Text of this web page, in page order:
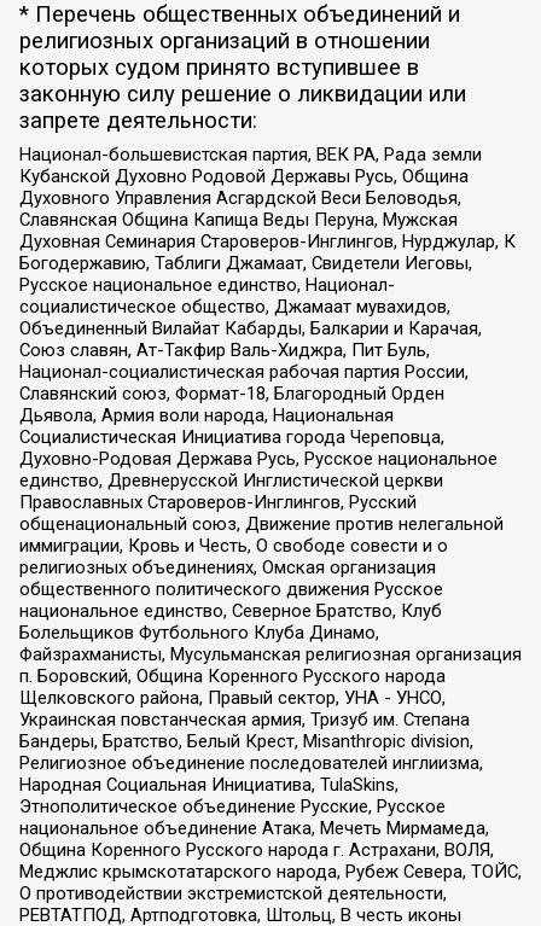
* Перечень общественных объединений и
религиозных организаций в отношении
которых судом принято вступившее в
законную силу решение о ликвидации или
запрете деятельности:
Национал-большевистская партия, ВЕК РА, Рада земли
Кубанской Духовно Родовой Державы Русь, Община
Духовного Управления Асгардской Веси Беловодья,
Славянская Община Капища Веды Перуна, Мужская
Духовная Семинария Староверов-Инглингов, Нурджулар, К
Богодержавию, Таблиги Джамаат, Свидетели Иеговы,
Русское национальное единство, Национал-
социалистическое общество, Джамаат мувахидов,
Объединенный Вилайат Кабарды, Балкарии и Карачая,
Союз славян, Ат-Такфир Валь-Хиджра, Пит Буль,
Национал-социалистическая рабочая партия России,
Славянский союз, Формат-18, Благородный Орден
Дьявола, Армия воли народа, Национальная
Социалистическая Инициатива города Череповца,
Духовно-Родовая Держава Русь, Русское национальное
единство, Древнерусской Инглистической церкви
Православных Староверов-Инглингов, Русский
общенациональный союз, Движение против нелегальной
иммиграции, Кровь и Честь, О свободе совести и о
религиозных объединениях, Омская организация
общественного политического движения Русское
национальное единство, Северное Братство, Клуб
Болельщиков Футбольного Клуба Динамо,
Файзрахманисты, Мусульманская религиозная организация
п. Боровский, Община Коренного Русского народа
Щелковского района, Правый сектор, УНА - УНСО,
Украинская повстанческая армия, Тризуб им. Степана
Бандеры, Братство, Белый Крест, Misanthropic division,
Религиозное объединение последователей инглиизма,
Народная Социальная Инициатива, TulaSkins,
Этнополитическое объединение Русские, Русское
национальное объединение Атака, Мечеть Мирмамеда,
Община Коренного Русского народа г. Астрахани, ВОЛЯ,
Меджлис крымскотатарского народа, Рубеж Севера, ТОЙС,
О противодействии экстремистской деятельности,
РЕВТАТПОД, Артподготовка, Штольц, В честь иконы